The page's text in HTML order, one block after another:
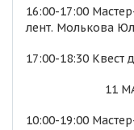
16:00-17:00
лент. Молькова
17:00-18:30 Квест
11
10:00-19:00